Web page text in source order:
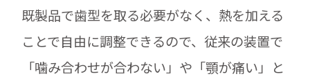
既製品で歯型を取る必要がなく、熱を加える
ことで自由に調整できるので、従来の装置で
「噛み合わせが合わない」や「顎が痛い」と